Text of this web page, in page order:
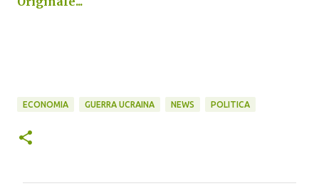
ECONOMIA GUERRA UCRAINA NEWS POLITICA